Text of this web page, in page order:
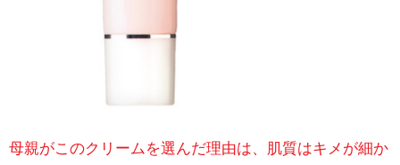
母親がこのクリームを選んだ理由は、肌質はキメが細か